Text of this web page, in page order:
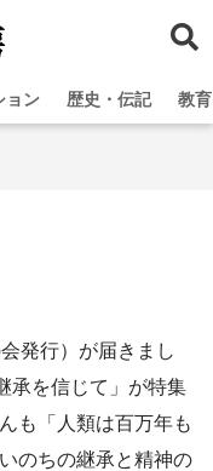
ョン 歴史・伝記 教
発行）が届きまし
承を信じて」が特集
も「人類は百万年も
のちの継承と精神の